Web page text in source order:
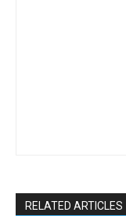
RELATED ARTICLES